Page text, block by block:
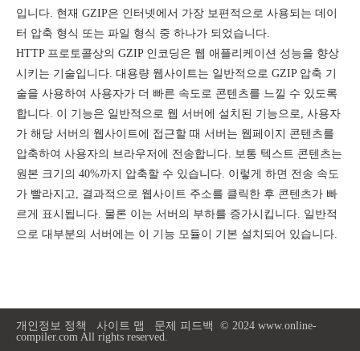
입니다. 현재 GZIP은 인터넷에서 가장 보편적으로 사용되는 데이
터 압축 형식 또는 파일 형식 중 하나가 되었습니다.
HTTP 프로토콜상의 GZIP 인코딩은 웹 애플리케이션 성능을 향상
시키는 기술입니다. 대용량 웹사이트는 일반적으로 GZIP 압축 기
술을 사용하여 사용자가 더 빠른 속도로 콘텐츠를 느낄 수 있도록
합니다. 이 기능은 일반적으로 웹 서버에 설치된 기능으로, 사용자
가 해당 서버의 웹사이트에 접근할 때 서버는 웹페이지 콘텐츠를
압축하여 사용자의 브라우저에 전송합니다. 보통 텍스트 콘텐츠는
원본 크기의 40%까지 압축할 수 있습니다. 이렇게 하면 전송 속도
가 빨라지고, 결과적으로 웹사이트 주소를 클릭한 후 콘텐츠가 빠
르게 표시됩니다. 물론 이는 서버의 부하를 증가시킵니다. 일반적
으로 대부분의 서버에는 이 기능 모듈이 기본 설치되어 있습니다.
개인정보 정책 사이트 맵 문제 피드백
© 2024 www.online-
compiler.com All rights reserved.